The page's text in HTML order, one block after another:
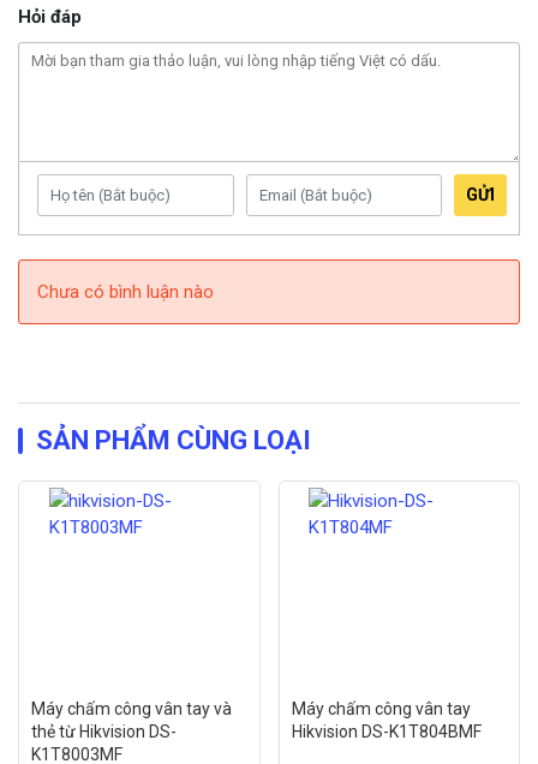
Hỏi đáp
GỬI
Chưa có bình luận nào
SẢN PHẨM CÙNG LOẠI
Máy chấm công vân tay và
thẻ từ Hikvision DS-
K1T8003MF
Máy chấm công vân tay
Hikvision DS-K1T804BMF